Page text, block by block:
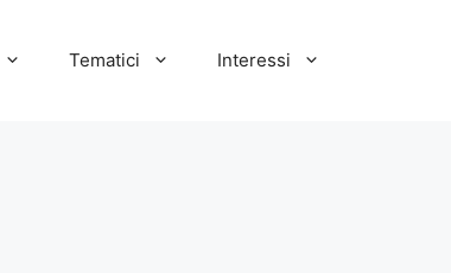
Tematici Interessi